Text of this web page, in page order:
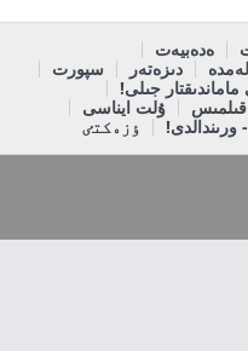
ەدەبيەت
دىزەتەر
سپورت
جىلى!
قىلمىس
ۇلت ايناسى
ورىندالدى! ٶزەكتٸ